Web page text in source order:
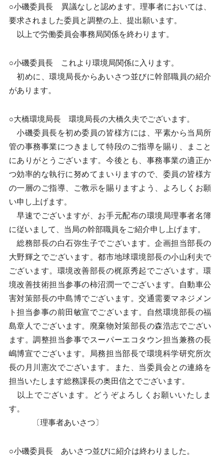
○小磯委員長 異議なしと認めます。理事者においては、
要求されました委員と調整の上、提出願います。
以上で労働委員会事務局関係を終わります。
○小磯委員長 これより環境局関係に入ります。
初めに、環境局長からあいさつ並びに幹部職員の紹介
があります。
○大橋環境局長 環境局長の大橋久夫でございます。
小磯委員長を初め委員の皆様方には、平素から当局所
管の事務事業につきまして特段のご指導を賜り、まこと
にありがとうございます。今後とも、事務事業の適正か
つ効率的な執行に努めてまいりますので、委員の皆様方
の一層のご指導、ご教示を賜りますよう、よろしくお願
い申し上げます。
早速でございますが、お手元配布の環境局理事者名簿
に従いまして、当局の幹部職員をご紹介申し上げます。
総務部長の白石弥生子でございます。企画担当部長の
大野輝之でございます。都市地球環境部長の小山利夫で
ございます。環境改善部長の梶原秀起でございます。環
境改善技術担当参事の柿沼潤一でございます。自動車公
害対策部長の中島博でございます。交通需要マネジメン
ト担当参事の前田敏宣でございます。自然環境部長の福
島章人でございます。廃棄物対策部長の森浩志でござい
ます。調整担当参事でスーパーエコタウン担当兼務の長
嶋博宣でございます。局務担当部長で環境科学研究所次
長の月川憲次でございます。また、当委員会との連絡を
担当いたします総務課長の奥田信之でございます。
以上でございます。どうぞよろしくお願いいたしま
す。
〔理事者あいさつ〕
○小磯委員長 あいさつ並びに紹介は終わりました。